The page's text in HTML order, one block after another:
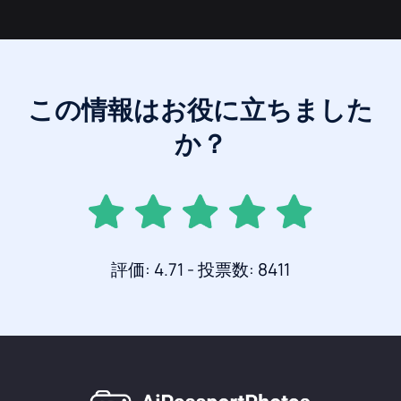
この情報はお役に立ちました
か？
評価: 4.71 - 投票数: 8411